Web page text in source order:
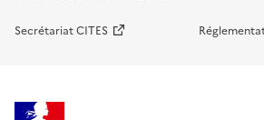
Secrétariat CITES